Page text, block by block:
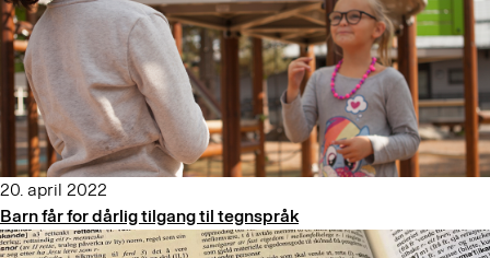
20. april 2022
Barn får for dårlig tilgang til tegnspråk